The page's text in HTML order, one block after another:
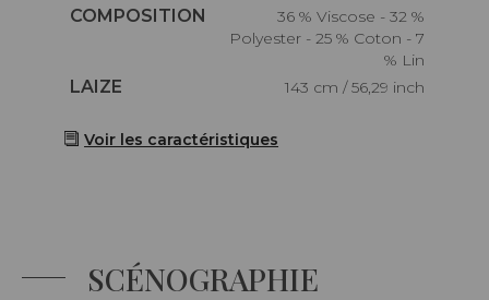
Caractéristiques
COMPOSITION
36 % Viscose - 32 %
Polyester - 25 % Coton - 7
% Lin
Caractéristiques
LAIZE 143 cm / 56,29 inch
Voir les caractéristiques
SCÉNOGRAPHIE